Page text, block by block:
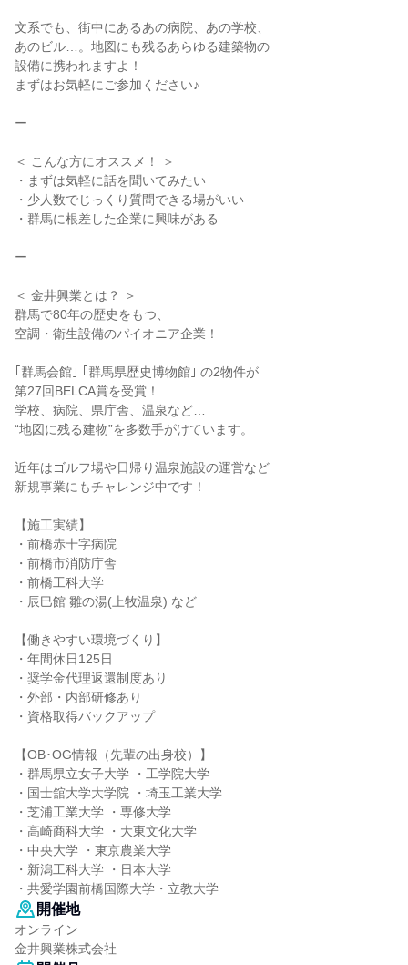
文系でも、街中にあるあの病院、あの学校、
あのビル…。地図にも残るあらゆる建築物の
設備に携われますよ！
まずはお気軽にご参加ください♪
ー
＜ こんな方にオススメ！ ＞
・まずは気軽に話を聞いてみたい
・少人数でじっくり質問できる場がいい
・群馬に根差した企業に興味がある
ー
＜ 金井興業とは？ ＞
群馬で80年の歴史をもつ、
空調・衛生設備のパイオニア企業！
｢群馬会館｣ ｢群馬県歴史博物館｣ の2物件が
第27回BELCA賞を受賞！
学校、病院、県庁舎、温泉など…
“地図に残る建物”を多数手がけています。
近年はゴルフ場や日帰り温泉施設の運営など
新規事業にもチャレンジ中です！
【施工実績】
・前橋赤十字病院
・前橋市消防庁舎
・前橋工科大学
・辰巳館 雛の湯(上牧温泉) など
【働きやすい環境づくり】
・年間休日125日
・奨学金代理返還制度あり
・外部・内部研修あり
・資格取得バックアップ
【OB･OG情報（先輩の出身校）】
・群馬県立女子大学 ・工学院大学
・国士舘大学大学院 ・埼玉工業大学
・芝浦工業大学 ・専修大学
・高崎商科大学 ・大東文化大学
・中央大学 ・東京農業大学
・新潟工科大学 ・日本大学
・共愛学園前橋国際大学・立教大学
開催地
オンライン
金井興業株式会社